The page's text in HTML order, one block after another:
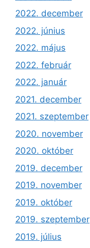
2022. december
2022. június
2022. május
2022. február
2022. január
2021. december
2021. szeptember
2020. november
2020. október
2019. december
2019. november
2019. október
2019. szeptember
2019. július